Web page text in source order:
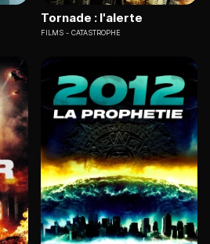
Tornade : l'alerte
FILMS CATASTROPHE